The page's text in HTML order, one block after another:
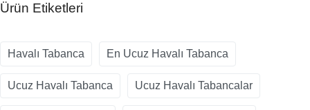
Ürün Etiketleri
Havalı Tabanca En Ucuz Havalı Tabanca
Ucuz Havalı Tabanca Ucuz Havalı Tabancalar